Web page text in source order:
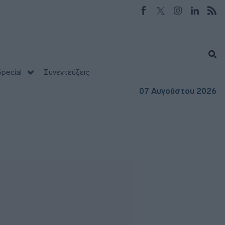
Συνεντεύξεις
07 Αυγούστου 2026